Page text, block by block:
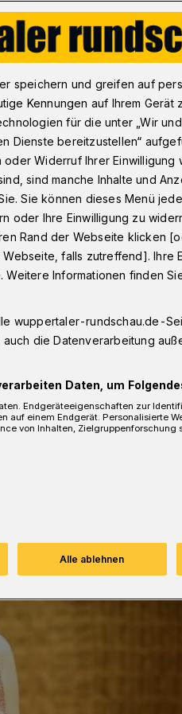
in
im
im
einem der wichtigsten
speichern und greifen auf
Kennungen auf Ihrem Gerät
für die unter „Wir
Dienste bereitzustellen“
oder Widerruf Ihrer
sind manche Inhalte und
Sie können dieses Menü
oder Ihre Einwilligung zu
Rand der Webseite klicken
falls zutreffend]. Ihre
Weitere Informationen finden
wuppertaler-rundschau.de-
auch die Datenverarbeitung
Daten, um
Endgeräteeigenschaften zur
auf einem Endgerät. Personalisierte
von Inhalten, Zielgruppenforschung
Alle ablehnen